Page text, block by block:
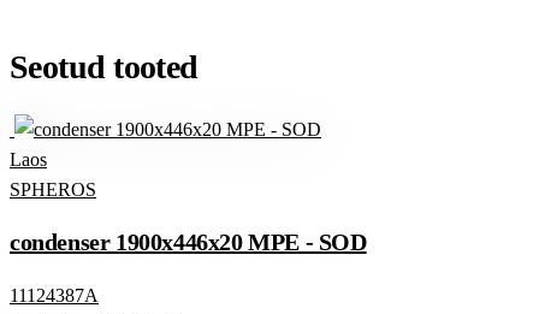
Seotud tooted
Laos
SPHEROS
condenser 1900x446x20 MPE - SOD
11124387A